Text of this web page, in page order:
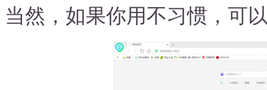
当然，如果你用不习惯，可